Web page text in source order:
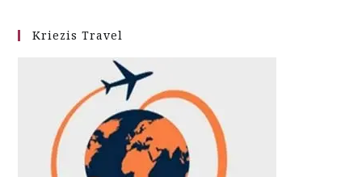
Kriezis Travel